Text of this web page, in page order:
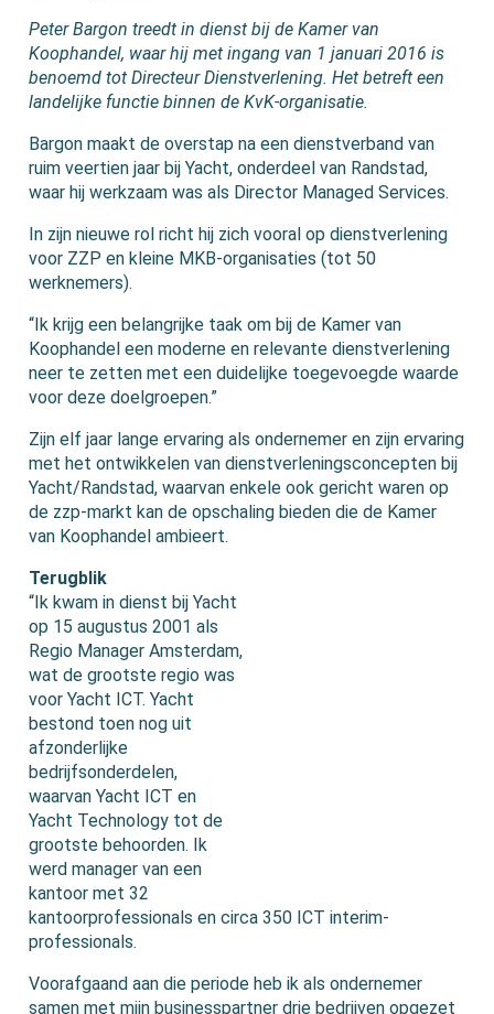
Peter Bargon treedt in dienst bij de Kamer van
Koophandel, waar hij met ingang van 1 januari 2016 is
benoemd tot Directeur Dienstverlening. Het betreft een
landelijke functie binnen de KvK-organisatie.
Bargon maakt de overstap na een dienstverband van
ruim veertien jaar bij Yacht, onderdeel van Randstad,
waar hij werkzaam was als Director Managed Services.
In zijn nieuwe rol richt hij zich vooral op dienstverlening
voor ZZP en kleine MKB-organisaties (tot 50
werknemers).
“Ik krijg een belangrijke taak om bij de Kamer van
Koophandel een moderne en relevante dienstverlening
neer te zetten met een duidelijke toegevoegde waarde
voor deze doelgroepen.”
Zijn elf jaar lange ervaring als ondernemer en zijn ervaring
met het ontwikkelen van dienstverleningsconcepten bij
Yacht/Randstad, waarvan enkele ook gericht waren op
de zzp-markt kan de opschaling bieden die de Kamer
van Koophandel ambieert.
Terugblik
“Ik kwam in dienst bij Yacht
op 15 augustus 2001 als
Regio Manager Amsterdam,
wat de grootste regio was
voor Yacht ICT. Yacht
bestond toen nog uit
afzonderlijke
bedrijfsonderdelen,
waarvan Yacht ICT en
Yacht Technology tot de
grootste behoorden. Ik
werd manager van een
kantoor met 32
kantoorprofessionals en circa 350 ICT interim-
professionals.
Voorafgaand aan die periode heb ik als ondernemer
samen met mijn businesspartner drie bedrijven opgezet